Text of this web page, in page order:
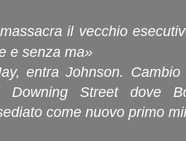
il vecchio
e senza ma»
entra Johnson.
Downing Street dove
come nuovo primo